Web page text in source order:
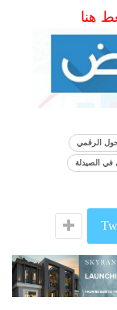
هنا
الرقمي
في الصيدلة